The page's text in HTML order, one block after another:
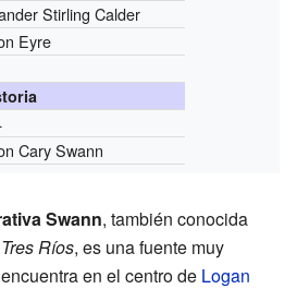
Stirling Calder
Eyre
Cary Swann
Swann, también conocida
Ríos, es una fuente muy
en el centro de Logan